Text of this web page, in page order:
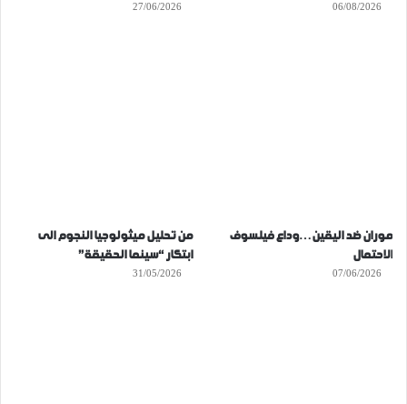
06/08/2026
27/06/2026
موران ضد اليقين…وداع فيلسوف
الاحتمال
07/06/2026
من تحليل ميثولوجيا النجوم الى
ابتكار “سينما الحقيقة”
31/05/2026